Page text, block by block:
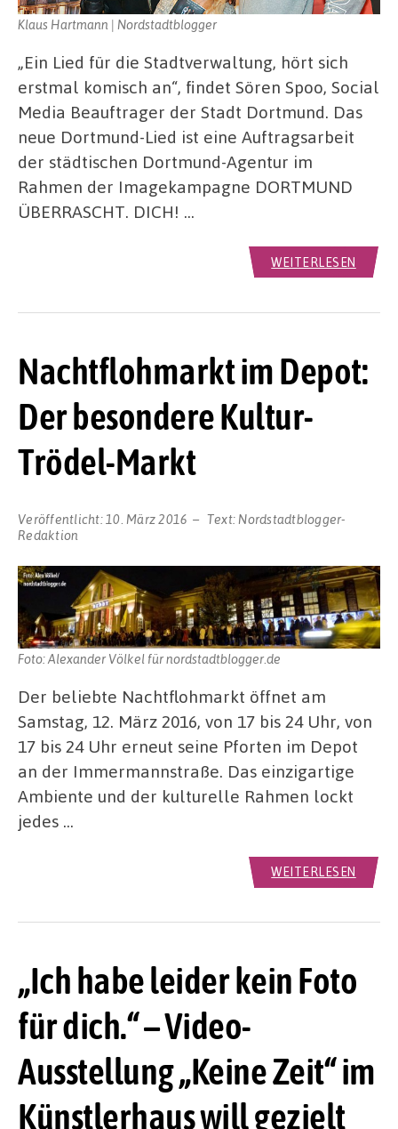
Klaus Hartmann | Nordstadtblogger
„Ein Lied für die Stadtverwaltung, hört sich
erstmal komisch an“, findet Sören Spoo, Social
Media Beauftrager der Stadt Dortmund. Das
neue Dortmund-Lied ist eine Auftragsarbeit
der städtischen Dortmund-Agentur im
Rahmen der Imagekampagne DORTMUND
ÜBERRASCHT. DICH! …
WEITERLESEN
Nachtflohmarkt im Depot:
Der besondere Kultur-
Trödel-Markt
Veröffentlicht: 10. März 2016 Text: Nordstadtblogger-
Redaktion
Foto: Alexander Völkel für nordstadtblogger.de
Der beliebte Nachtflohmarkt öffnet am
Samstag, 12. März 2016, von 17 bis 24 Uhr, von
17 bis 24 Uhr erneut seine Pforten im Depot
an der Immermannstraße. Das einzigartige
Ambiente und der kulturelle Rahmen lockt
jedes …
WEITERLESEN
„Ich habe leider kein Foto
für dich.“ – Video-
Ausstellung „Keine Zeit“ im
Künstlerhaus will gezielt